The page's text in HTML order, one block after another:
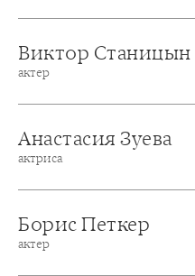
Виктор Станицын
актер
Анастасия Зуева
актриса
Борис Петкер
актер